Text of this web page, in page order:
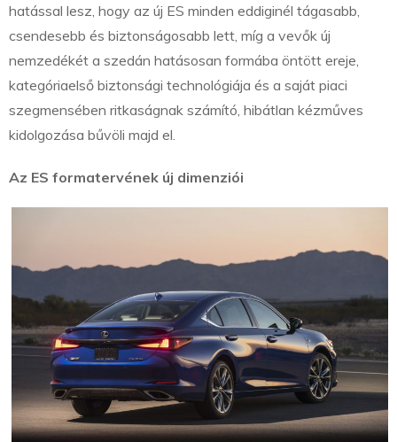
hatással lesz, hogy az új ES minden eddiginél tágasabb,
csendesebb és biztonságosabb lett, míg a vevők új
nemzedékét a szedán hatásosan formába öntött ereje,
kategóriaelső biztonsági technológiája és a saját piaci
szegmensében ritkaságnak számító, hibátlan kézműves
kidolgozása bűvöli majd el.
Az ES formatervének új dimenziói